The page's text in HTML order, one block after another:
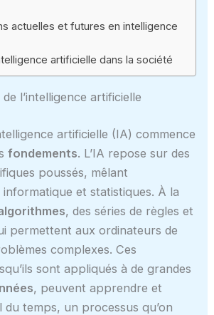
actuelles et futures en intelligence
artificielle dans la société
l’intelligence artificielle
artificielle (IA) commence
fondements. L’IA repose sur des
poussés, mêlant
informatique et statistiques. À la
, des séries de règles et
permettent aux ordinateurs de
complexes. Ces
sont appliqués à de grandes
, peuvent apprendre et
du temps, un processus qu’on